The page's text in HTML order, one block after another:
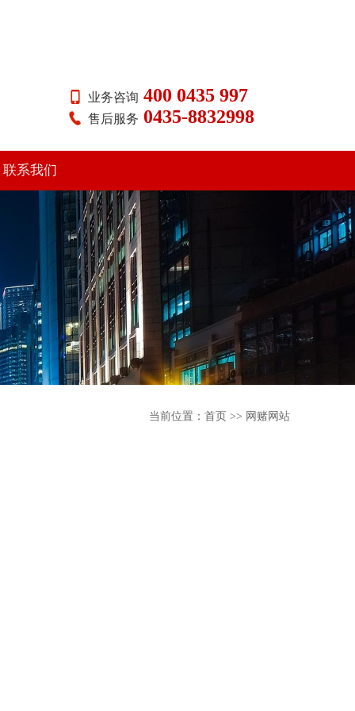
业务咨询 400 0435 997
售后服务 0435-8832998
联系我们
当前位置： 首页 >> 网赌网站